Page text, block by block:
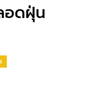
อดฝุ่น